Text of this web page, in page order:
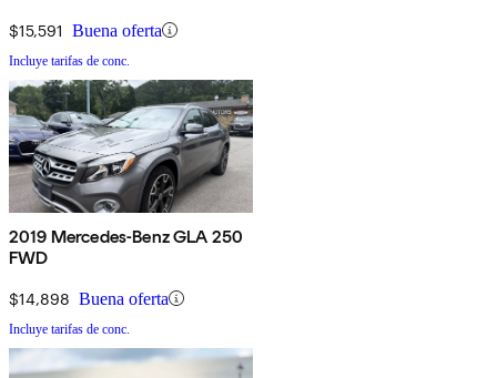
$15,591 Buena oferta
Incluye tarifas de conc.
2019 Mercedes-Benz GLA 250
FWD
$14,898 Buena oferta
Incluye tarifas de conc.